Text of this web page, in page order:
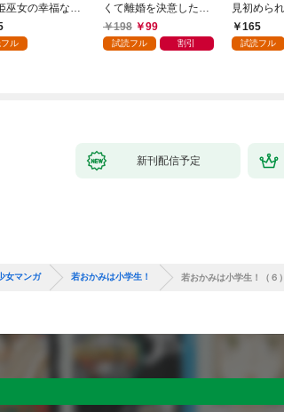
巫女の幸福な嫁
: 1
ル
くて離婚を決意したと
ころ、無表情な旦那様
が「愛してる」と言っ
198 99
試読フル 割引
見初めら
～１165
試読フル
新刊配信予定
女マンガ 若おかみは小学生！ 若おかみは小学生！（６）